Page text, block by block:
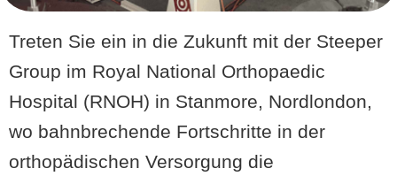
Treten Sie ein in die Zukunft mit der Steeper
Group im Royal National Orthopaedic
Hospital (RNOH) in Stanmore, Nordlondon,
wo bahnbrechende Fortschritte in der
orthopädischen Versorgung die